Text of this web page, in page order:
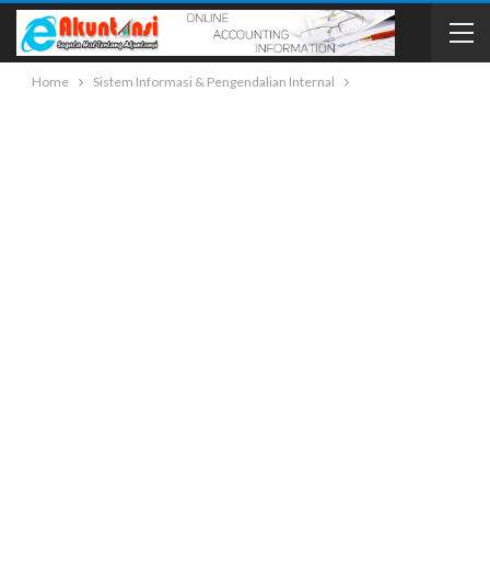
Home Sistem Informasi & Pengendalian Internal